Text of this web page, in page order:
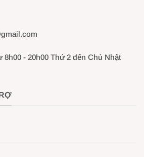
8h00 - 20h00 Thứ 2 đến Chủ Nhật